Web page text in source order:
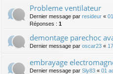
Probleme ventilateur
Dernier message par resideur «
Réponses : 1
demontage parechoc
Dernier message par oscar23 «
embrayage
Dernier message par Sly83 « 01